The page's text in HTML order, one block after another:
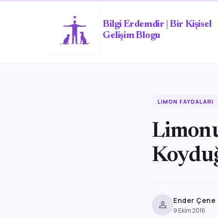
Bilgi Erdemdir | Bir Kişisel
Gelişim Blogu
LIMON FAYDALARI
person Ender Çene
9 Ekim 2016